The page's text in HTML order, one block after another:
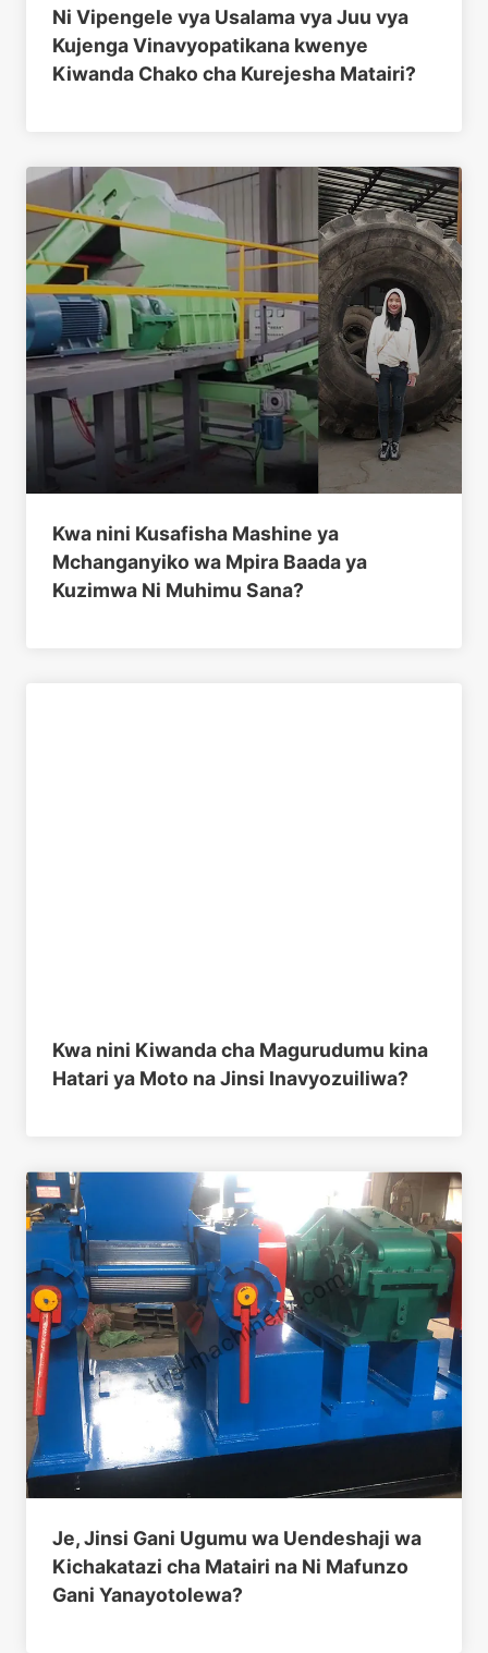
Ni Vipengele vya Usalama vya Juu vya
Kujenga Vinavyopatikana kwenye
Kiwanda Chako cha Kurejesha Matairi?
Kwa nini Kusafisha Mashine ya
Mchanganyiko wa Mpira Baada ya
Kuzimwa Ni Muhimu Sana?
Kwa nini Kiwanda cha Magurudumu kina
Hatari ya Moto na Jinsi Inavyozuiliwa?
Je, Jinsi Gani Ugumu wa Uendeshaji wa
Kichakatazi cha Matairi na Ni Mafunzo
Gani Yanayotolewa?